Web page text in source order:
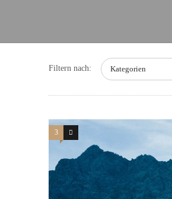
Filtern nach: Kategorien
3 0